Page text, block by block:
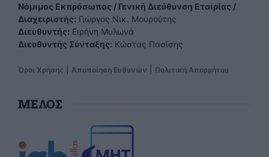
Νόμιμος Εκπρόσωπος / Γενική Διεύθυνση Εταιρίας /
Διαχειριστής: Γιώργος Νικ. Μουρούτης
Διευθυντής: Ειρήνη Μυλωνά
Διευθυντής Σύνταξης: Κώστας Πασίσης
Όροι Χρήσης Αποποίηση Ευθυνών Πολιτική Απορρήτου
ΜΕΛΟΣ